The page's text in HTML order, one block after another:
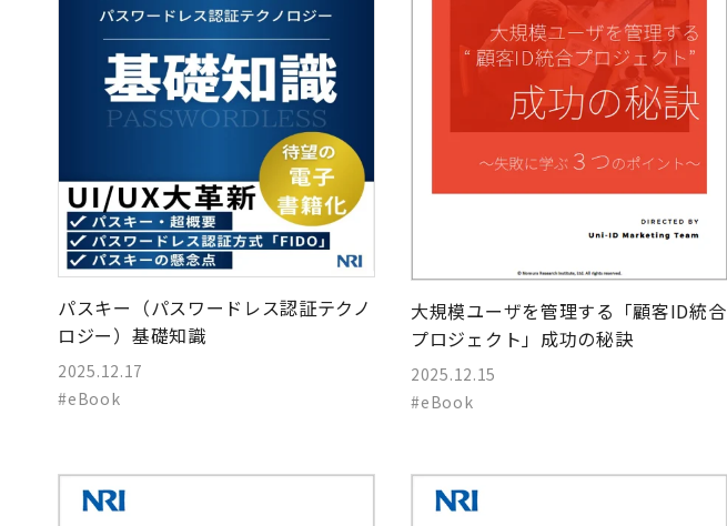
パスキー（パスワードレス認証テクノ
ロジー）基礎知識
2025.12.17
#eBook
大規模ユーザを管理する「顧客ID統合
プロジェクト」成功の秘訣
2025.12.15
#eBook